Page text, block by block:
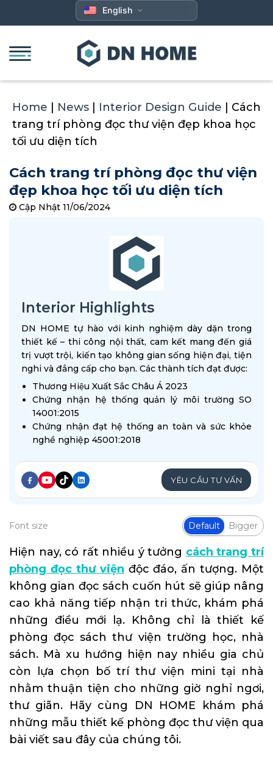
to
English
Home News Interior Design Guide
Cách
trang trí phòng đọc thư viện đẹp khoa học
tối ưu diện tích
Cách trang trí phòng đọc thư viện
đẹp khoa học tối ưu diện tích
Cập Nhật 11/06/2024
Interior Highlights
DN HOME tự hào với kinh nghiệm dày dặn trong
thiết kế – thi công nội thất, cam kết mang đến giá
trị vượt trội, kiến tạo không gian sống hiện đại, tiện
nghi và đẳng cấp cho bạn. Các thành tích đạt được:
Thương Hiệu Xuất Sắc Châu Á 2023
Chứng nhận hệ thống quản lý môi trường SO
14001:2015
Chứng nhận đạt hệ thống an toàn và sức khỏe
nghề nghiệp 45001:2018
YÊU CẦU TƯ VẤN
Font size Default Bigger
Hiện nay, có rất nhiều ý tưởng cách trang trí
phòng đọc thư viện độc đáo, ấn tượng. Một
không gian đọc sách cuốn hút sẽ giúp nâng
cao khả năng tiếp nhận tri thức, khám phá
những điều mới lạ. Không chỉ là thiết kế
phòng đọc sách thư viện trường học, nhà
sách. Mà xu hướng hiện nay nhiều gia chủ
còn lựa chọn bố trí thư viện mini tại nhà
nhằm thuận tiện cho những giờ nghỉ ngơi,
thư giãn. Hãy cùng DN HOME khám phá
những mẫu thiết kế phòng đọc thư viện qua
bài viết sau đây của chúng tôi.